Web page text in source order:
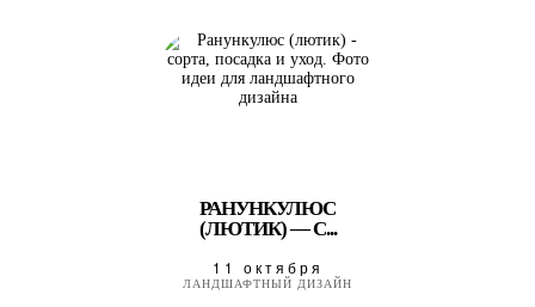
РАНУНКУЛЮС
(ЛЮТИК) — С...
11 октября
ЛАНДШАФТНЫЙ ДИЗАЙН